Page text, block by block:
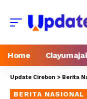
Home
Update Cirebon > Berita
BERITA NASIONAL